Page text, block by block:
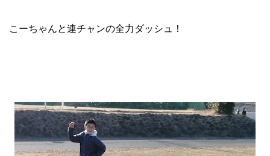
こーちゃんと連チャンの全力ダッシュ！